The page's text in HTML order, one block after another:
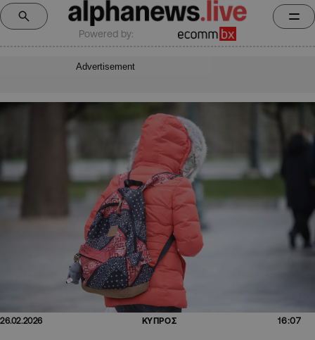
Powered by:
Advertisement
26.02.2026 ΚΥΠΡΟΣ 16:07